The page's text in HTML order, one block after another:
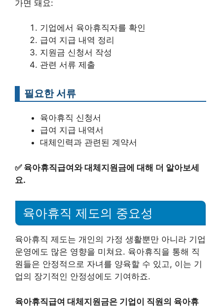
가면 돼요:
기업에서 육아휴직자를 확인
급여 지급 내역 정리
지원금 신청서 작성
관련 서류 제출
필요한 서류
육아휴직 신청서
급여 지급 내역서
대체인력과 관련된 계약서
✅ 육아휴직급여와 대체지원금에 대해 더 알아보세
요.
육아휴직 제도의 중요성
육아휴직 제도는 개인의 가정 생활뿐만 아니라 기업
운영에도 많은 영향을 미쳐요. 육아휴직을 통해 직
원들은 안정적으로 자녀를 양육할 수 있고, 이는 기
업의 장기적인 안정성에도 기여하죠.
육아휴직급여 대체지원금은 기업이 직원의 육아휴